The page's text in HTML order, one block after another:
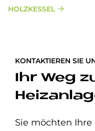
HOLZKESSEL
KONTAKTIEREN SIE
Ihr Weg
Sie möchten